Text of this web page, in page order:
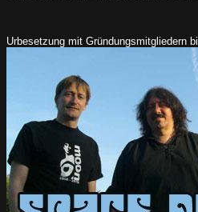
Urbesetzung mit Gründungsmitgliedern